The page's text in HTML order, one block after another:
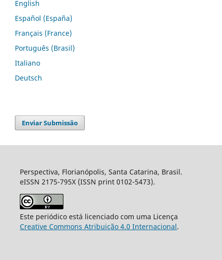
English
Español (España)
Français (France)
Português (Brasil)
Italiano
Deutsch
Enviar Submissão
Perspectiva, Florianópolis, Santa Catarina, Brasil.
eISSN 2175-795X (ISSN print 0102-5473).
Este periódico está licenciado com uma Licença
Creative Commons Atribuição 4.0 Internacional.